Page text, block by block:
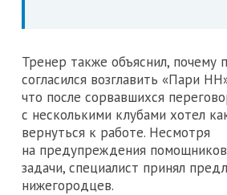
Тренер также объяснил, почему
согласился возглавить «Пари
что после сорвавшихся
с несколькими клубами хотел
вернуться к работе. Несмотря
на предупреждения
задачи, специалист принял
нижегородцев.